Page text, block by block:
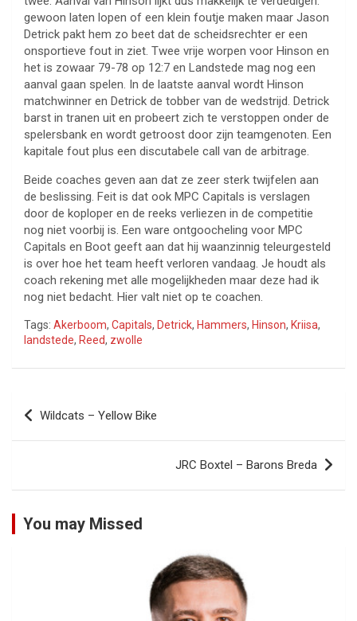
gewoon laten lopen of een klein foutje maken maar Jason
Detrick pakt hem zo beet dat de scheidsrechter er een
onsportieve fout in ziet. Twee vrije worpen voor Hinson en
het is zowaar 79-78 op 12:7 en Landstede mag nog een
aanval gaan spelen. In de laatste aanval wordt Hinson
matchwinner en Detrick de tobber van de wedstrijd. Detrick
barst in tranen uit en probeert zich te verstoppen onder de
spelersbank en wordt getroost door zijn teamgenoten. Een
kapitale fout plus een discutabele call van de arbitrage.
Beide coaches geven aan dat ze zeer sterk twijfelen aan
de beslissing. Feit is dat ook MPC Capitals is verslagen
door de koploper en de reeks verliezen in de competitie
nog niet voorbij is. Een ware ontgoocheling voor MPC
Capitals en Boot geeft aan dat hij waanzinnig teleurgesteld
is over hoe het team heeft verloren vandaag. Je houdt als
coach rekening met alle mogelijkheden maar deze had ik
nog niet bedacht. Hier valt niet op te coachen.
Tags: Akerboom, Capitals, Detrick, Hammers, Hinson, Kriisa,
landstede, Reed, zwolle
Bericht
navigatie
Wildcats – Yellow Bike
JRC Boxtel – Barons Breda
You may Missed